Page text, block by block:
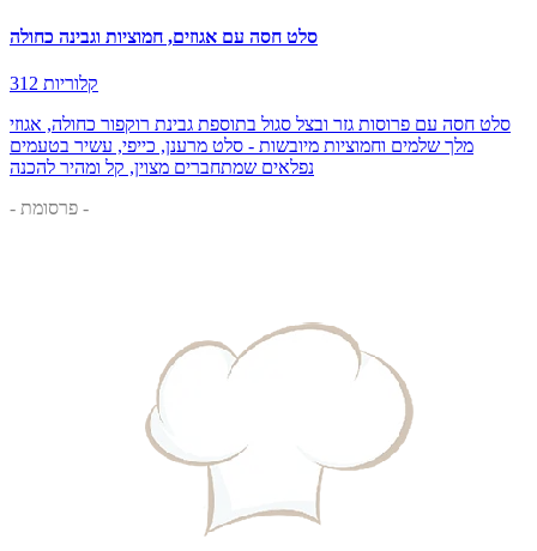
סלט חסה עם אגוזים, חמוציות וגבינה כחולה
312 קלוריות
סלט חסה עם פרוסות גזר ובצל סגול בתוספת גבינת רוקפור כחולה, אגוזי
מלך שלמים וחמוציות מיובשות - סלט מרענן, כייפי, עשיר בטעמים
נפלאים שמתחברים מצוין, קל ומהיר להכנה
- פרסומת -